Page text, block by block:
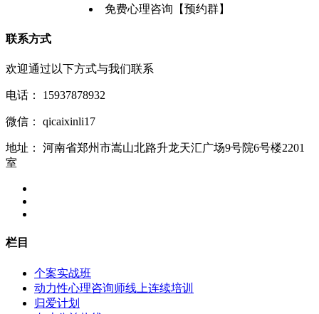
免费心理咨询【预约群】
联系方式
欢迎通过以下方式与我们联系
电话： 15937878932
微信： qicaixinli17
地址：
河南省郑州市嵩山北路升龙天汇广场9号院6号楼2201
室
栏目
个案实战班
动力性心理咨询师线上连续培训
归爱计划